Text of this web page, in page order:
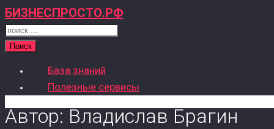
БИЗНЕСПРОСТО.РФ
Поиск
База знаний
Полезные сервисы
Автор: Владислав Брагин